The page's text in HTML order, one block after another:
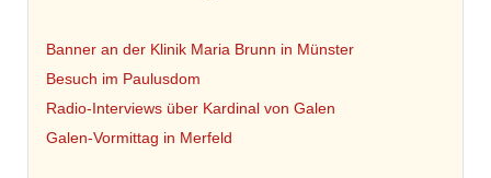
Banner an der Klinik Maria Brunn in Münster
Besuch im Paulusdom
Radio-Interviews über Kardinal von Galen
Galen-Vormittag in Merfeld